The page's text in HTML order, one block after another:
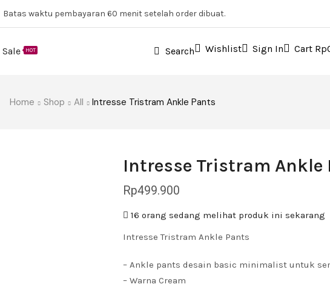
Batas waktu pembayaran 60 menit setelah order dibuat.
HOT Search Wishlist Sign In Cart Rp
Home Shop All Intresse Tristram Ankle Pants
Intresse Tristram Ankle
Rp499.900
16 orang sedang melihat produk ini sekarang
Intresse Tristram Ankle Pants
– Ankle pants desain basic minimalist untuk
– Warna Cream